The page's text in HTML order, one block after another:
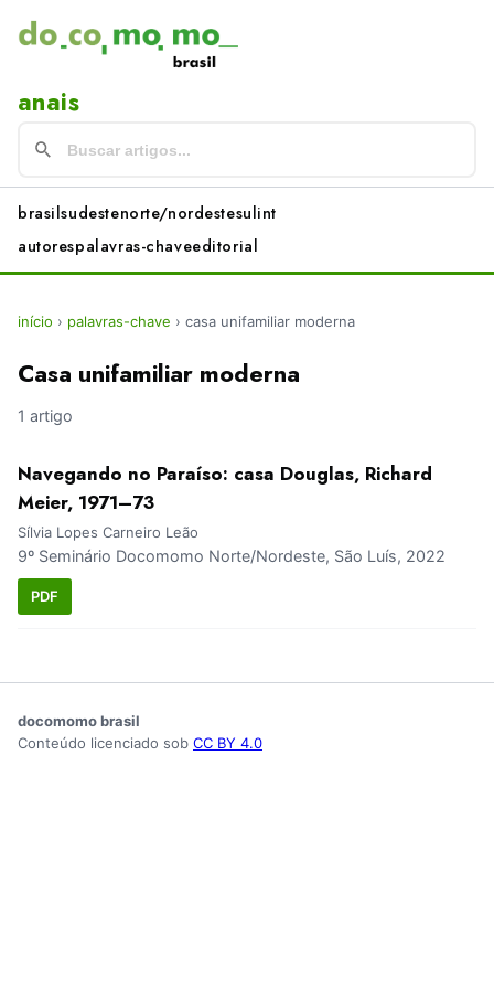
anais
brasilsudestenorte/nordestesulint
autorespalavras-chaveeditorial
início › palavras-chave › casa unifamiliar moderna
Casa unifamiliar moderna
1 artigo
Navegando no Paraíso: casa Douglas, Richard
Meier, 1971–73
Sílvia Lopes Carneiro Leão
9º Seminário Docomomo Norte/Nordeste, São Luís, 2022
PDF
docomomo brasil
Conteúdo licenciado sob CC BY 4.0